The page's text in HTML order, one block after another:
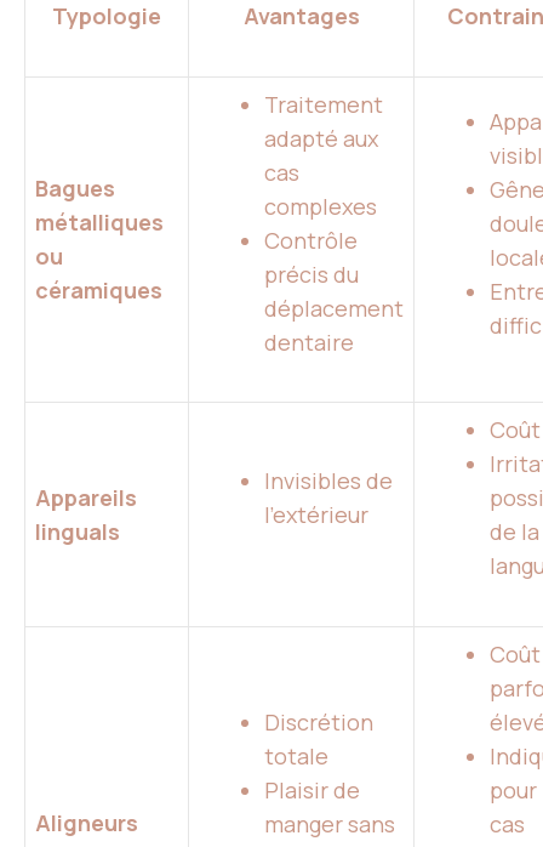
Typologie Avantages
Bagues
métalliques
ou
céramiques
Traitement
adapté aux
cas
complexes
Contrôle
précis du
déplacement
dentaire
Appareils
linguals
Invisibles de
l’extérieur
de la
Aligneurs
Discrétion
totale
Plaisir de
manger sans
Coût
pour
cas